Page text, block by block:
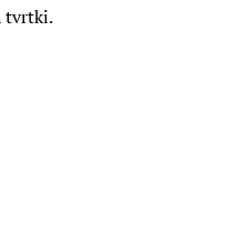
tvrtki.